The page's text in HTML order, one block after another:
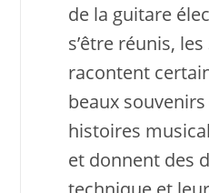
de la guitare
s’être réunis,
racontent
beaux
histoires
et donnent des